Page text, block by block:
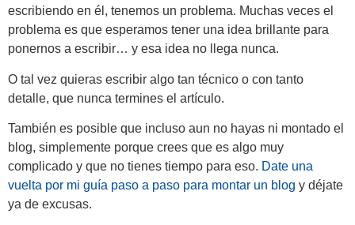
escribiendo en él, tenemos un problema. Muchas veces el
problema es que esperamos tener una idea brillante para
ponernos a escribir… y esa idea no llega nunca.
O tal vez quieras escribir algo tan técnico o con tanto
detalle, que nunca termines el artículo.
También es posible que incluso aun no hayas ni montado el
blog, simplemente porque crees que es algo muy
complicado y que no tienes tiempo para eso. Date una
vuelta por mi guía paso a paso para montar un blog y déjate
ya de excusas.